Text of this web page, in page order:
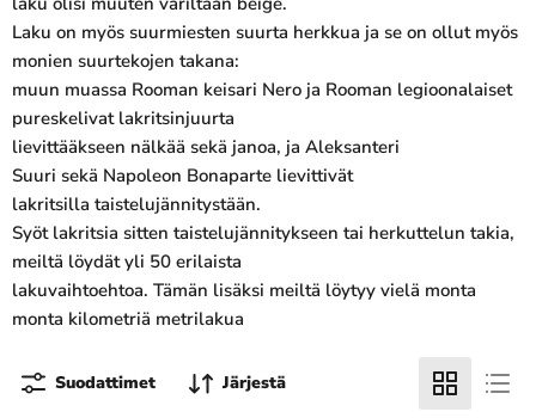
Laku on myös suurmiesten suurta herkkua ja se on ollut myös
monien suurtekojen takana:
muun muassa Rooman keisari Nero ja Rooman legioonalaiset
pureskelivat lakritsinjuurta
lievittääkseen nälkää sekä janoa, ja Aleksanteri
Suuri sekä Napoleon Bonaparte lievittivät
lakritsilla taistelujännitystään.
Syöt lakritsia sitten taistelujännitykseen tai herkuttelun takia,
meiltä löydät yli 50 erilaista
lakuvaihtoehtoa. Tämän lisäksi meiltä löytyy vielä monta
monta kilometriä metrilakua
Suodattimet Järjestä